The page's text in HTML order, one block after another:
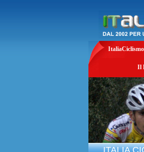
ItaliaCiclismo
Il